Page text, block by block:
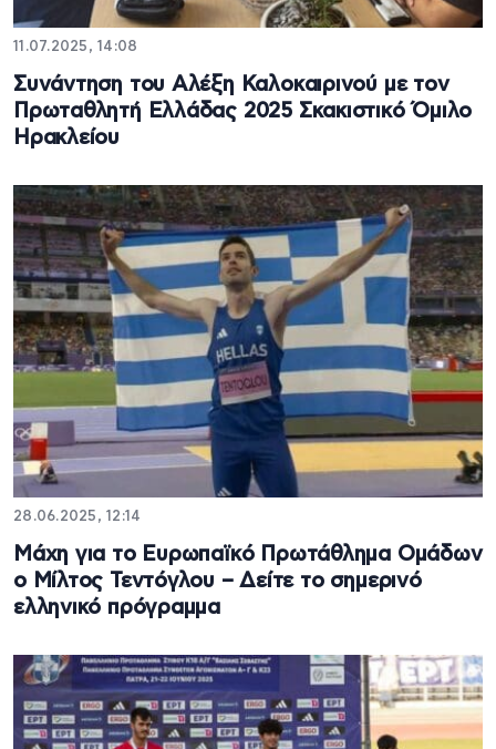
11.07.2025, 14:08
Συνάντηση του Αλέξη Καλοκαιρινού με τον
Πρωταθλητή Ελλάδας 2025 Σκακιστικό Όμιλο
Ηρακλείου
28.06.2025, 12:14
Μάχη για το Ευρωπαϊκό Πρωτάθλημα Ομάδων
ο Μίλτος Τεντόγλου – Δείτε το σημερινό
ελληνικό πρόγραμμα